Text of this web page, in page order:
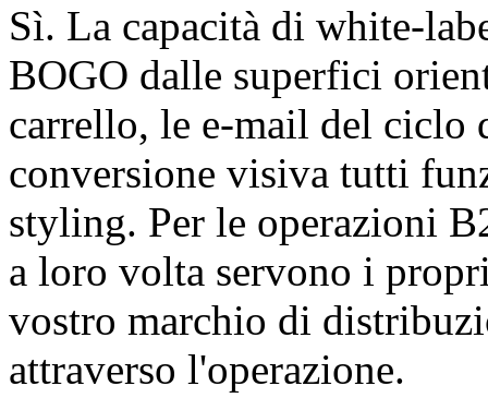
Sì. La capacità di white-
BOGO dalle superfici
carrello, le e-mail del
conversione visiva tutti
styling. Per le operazioni
a loro volta servono i
vostro marchio di
attraverso l'operazione.